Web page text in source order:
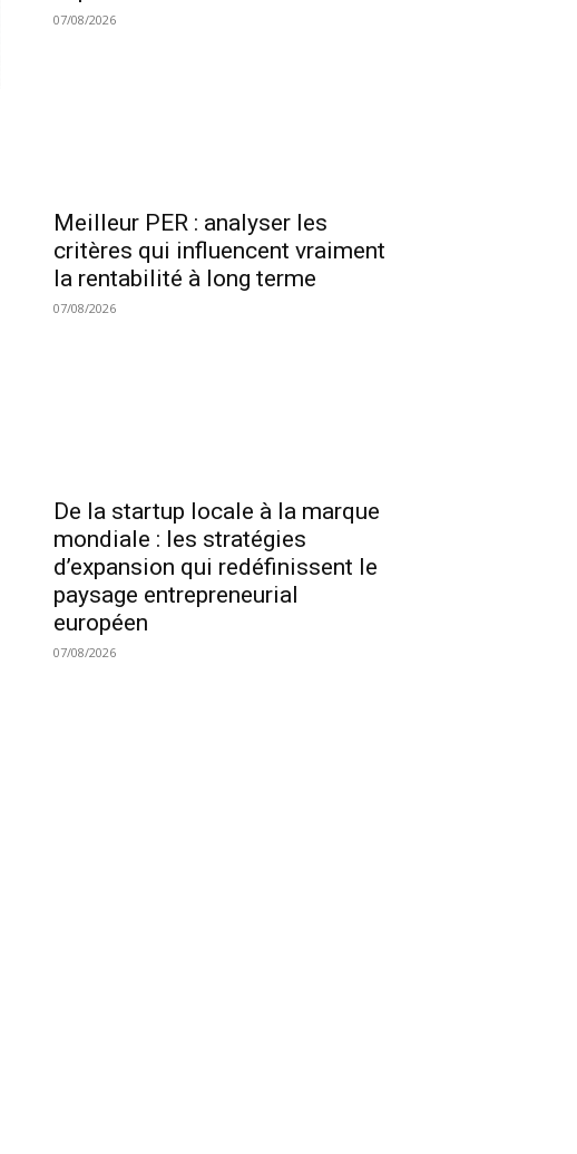
07/08/2026
Meilleur PER : analyser les
critères qui influencent vraiment
la rentabilité à long terme
07/08/2026
De la startup locale à la marque
mondiale : les stratégies
d’expansion qui redéfinissent le
paysage entrepreneurial
européen
07/08/2026